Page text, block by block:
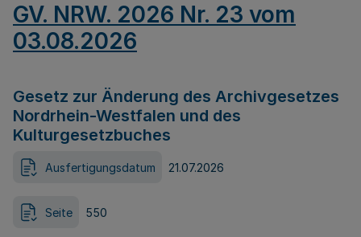
GV. NRW. 2026 Nr. 23 vom
03.08.2026
Gesetz zur Änderung des Archivgesetzes
Nordrhein-Westfalen und des
Kulturgesetzbuches
Ausfertigungsdatum 21.07.2026
Seite 550